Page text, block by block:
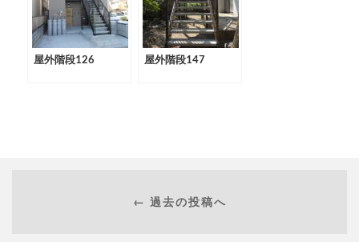
屋外階段126 屋外階段147
← 過去の投稿へ